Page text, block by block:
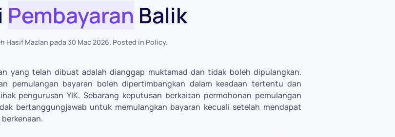
Pembayaran Balik
Hasif Mazlan pada 30 Mac 2026. Posted in Policy.
yang telah dibuat adalah dianggap muktamad dan tidak boleh dipulangkan.
pemulangan bayaran boleh dipertimbangkan dalam keadaan tertentu dan
pengurusan YIK. Sebarang keputusan berkaitan permohonan pemulangan
bertanggungjawab untuk memulangkan bayaran kecuali setelah mendapat